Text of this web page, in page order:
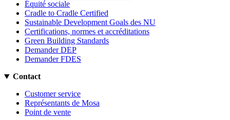
Équité sociale
Cradle to Cradle Certified
Sustainable Development Goals des NU
Certifications, normes et accréditations
Green Building Standards
Demander DEP
Demander FDES
Contact
Customer service
Représentants de Mosa
Point de vente